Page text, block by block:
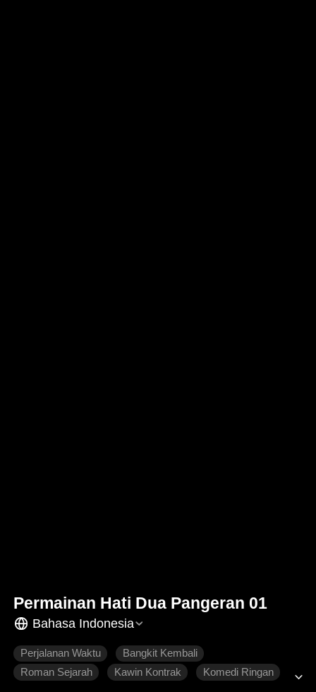
Permainan Hati Dua Pangeran 01
Bahasa Indonesia
Perjalanan Waktu
Bangkit Kembali
Roman Sejarah
Kawin Kontrak
Komedi Ringan